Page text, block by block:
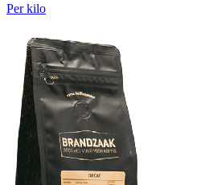
Per kilo